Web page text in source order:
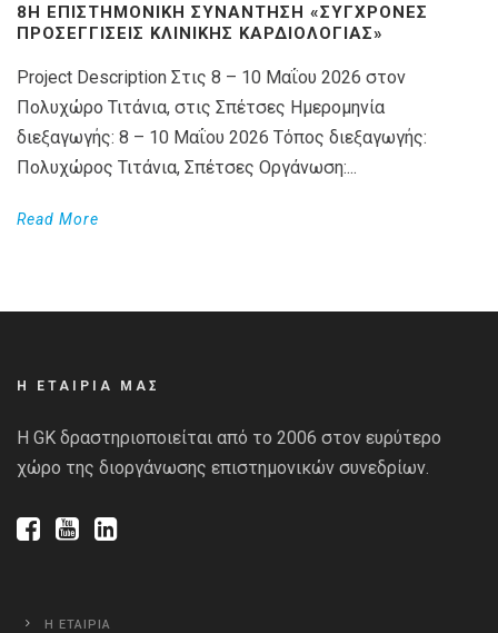
8Η ΕΠΙΣΤΗΜΟΝΙΚΉ ΣΥΝΆΝΤΗΣΗ «ΣΎΓΧΡΟΝΕΣ
ΠΡΟΣΕΓΓΊΣΕΙΣ ΚΛΙΝΙΚΉΣ ΚΑΡΔΙΟΛΟΓΊΑΣ»
Project Description Στις 8 – 10 Μαΐου 2026 στον
Πολυχώρο Τιτάνια, στις Σπέτσες Ημερομηνία
διεξαγωγής: 8 – 10 Μαΐου 2026 Τόπος διεξαγωγής:
Πολυχώρος Τιτάνια, Σπέτσες Οργάνωση:...
Read More
Η ΕΤΑΙΡΙΑ ΜΑΣ
Η GK δραστηριοποιείται από το 2006 στον ευρύτερο
χώρο της διοργάνωσης επιστημονικών συνεδρίων.
Η ΕΤΑΙΡΙΑ